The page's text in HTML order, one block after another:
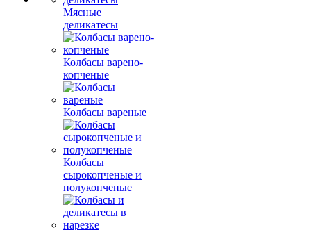
Мясные
деликатесы
Колбасы варено-
копченые
Колбасы вареные
Колбасы
сырокопченые и
полукопченые